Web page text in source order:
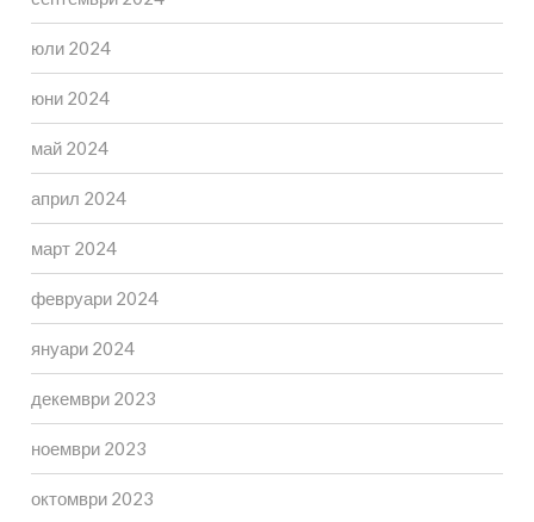
юли 2024
юни 2024
май 2024
април 2024
март 2024
февруари 2024
януари 2024
декември 2023
ноември 2023
октомври 2023